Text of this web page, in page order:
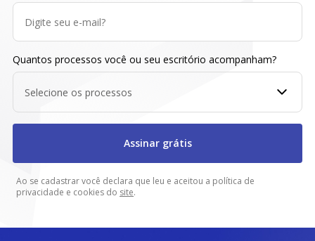
Quantos processos você ou seu escritório acompanham?
Selecione os processos
Assinar grátis
Ao se cadastrar você declara que leu e aceitou a política de
privacidade e cookies do site.